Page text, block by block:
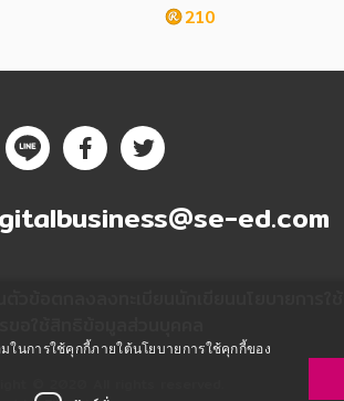
210
ed.com
นการใช้คุกกี้ภายใต้นโยบายการใช้คุกกี้ของ